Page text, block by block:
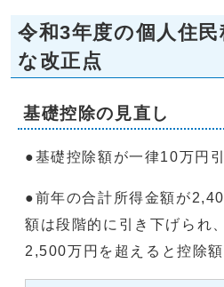
令和3年度の個人住
な改正点
基礎控除の見直し
●基礎控除額が一律10万円
●前年の合計所得金額が
額は段階的に引き下げられ
2,500万円を超えると控除